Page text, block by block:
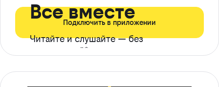
Все вместе
Читайте и слушайте — без
ограничений*
Подключить в приложении